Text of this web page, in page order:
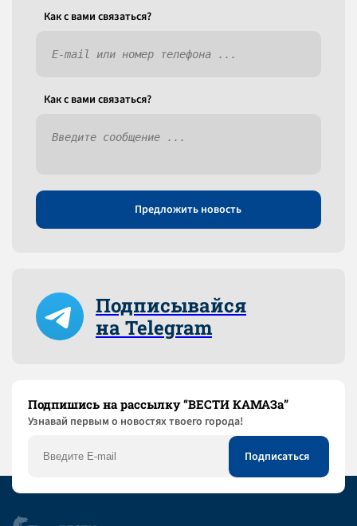
Как c вами связаться?
Как c вами связаться?
Предложить новость
Подписывайся
на Telegram
Подпишись на рассылку “ВЕСТИ КАМАЗа”
Узнaвай первым о новостях твоего города!